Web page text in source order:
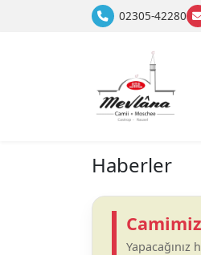
02305-42280
Haberler